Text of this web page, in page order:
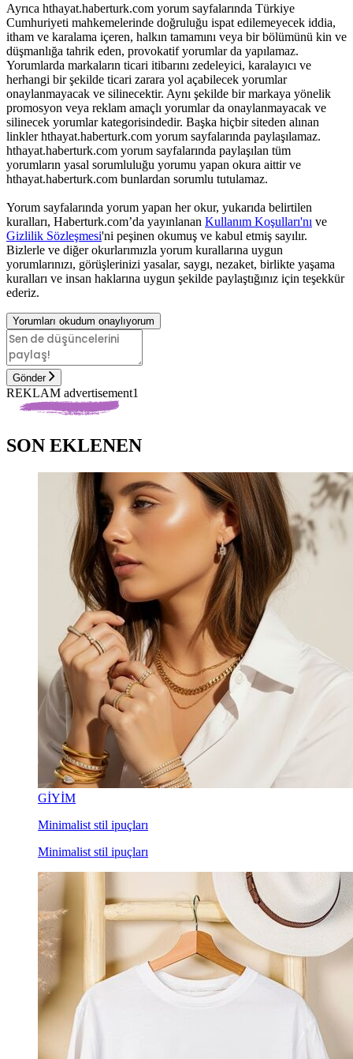
Ayrıca hthayat.haberturk.com yorum sayfalarında Türkiye
Cumhuriyeti mahkemelerinde doğruluğu ispat edilemeyecek iddia,
itham ve karalama içeren, halkın tamamını veya bir bölümünü kin ve
düşmanlığa tahrik eden, provokatif yorumlar da yapılamaz.
Yorumlarda markaların ticari itibarını zedeleyici, karalayıcı ve
herhangi bir şekilde ticari zarara yol açabilecek yorumlar
onaylanmayacak ve silinecektir. Aynı şekilde bir markaya yönelik
promosyon veya reklam amaçlı yorumlar da onaylanmayacak ve
silinecek yorumlar kategorisindedir. Başka hiçbir siteden alınan
linkler hthayat.haberturk.com yorum sayfalarında paylaşılamaz.
hthayat.haberturk.com yorum sayfalarında paylaşılan tüm
yorumların yasal sorumluluğu yorumu yapan okura aittir ve
hthayat.haberturk.com bunlardan sorumlu tutulamaz.
Yorum sayfalarında yorum yapan her okur, yukarıda belirtilen
kuralları, Haberturk.com’da yayınlanan Kullanım Koşulları'nı ve
Gizlilik Sözleşmesi'ni peşinen okumuş ve kabul etmiş sayılır.
Bizlerle ve diğer okurlarımızla yorum kurallarına uygun
yorumlarınızı, görüşlerinizi yasalar, saygı, nezaket, birlikte yaşama
kuralları ve insan haklarına uygun şekilde paylaştığınız için teşekkür
ederiz.
Yorumları okudum onaylıyorum
Gönder
REKLAM advertisement1
SON EKLENEN
GİYİM
Minimalist stil ipuçları
Minimalist stil ipuçları